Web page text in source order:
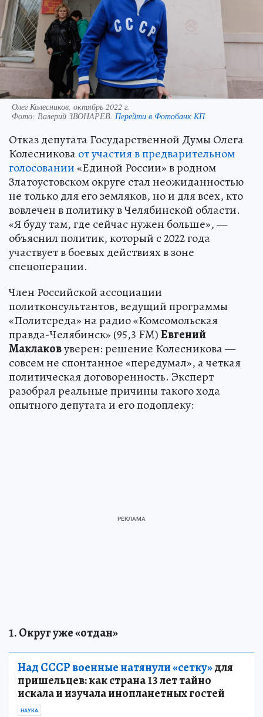
Олег Колесников, октябрь 2022 г.
Фото: Валерий ЗВОНАРЕВ. Перейти в Фотобанк КП
Отказ депутата Государственной Думы Олега
Колесниковаот участия в предварительном
голосовании«Единой России» в родном
Златоустовском округе стал неожиданностью
не только для его земляков, но и для всех, кто
вовлечен в политику в Челябинской области.
«Я буду там, где сейчас нужен больше», —
объяснил политик, который с 2022 года
участвует в боевых действиях в зоне
спецоперации.
Член Российской ассоциации
политконсультантов, ведущий программы
«Политсреда» на радио «Комсомольская
правда-Челябинск» (95,3 FM)Евгений
Маклаковуверен: решение Колесникова —
совсем не спонтанное «передумал», а четкая
политическая договоренность. Эксперт
разобрал реальные причины такого хода
опытного депутата и его подоплеку:
1. Округ уже «отдан»
Над СССР военные натянули «сетку»для
пришельцев: как страна 13 лет тайно
искала и изучала инопланетных гостей
НАУКА